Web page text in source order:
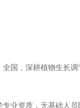
国，深耕植物生长
业资质，无基础人